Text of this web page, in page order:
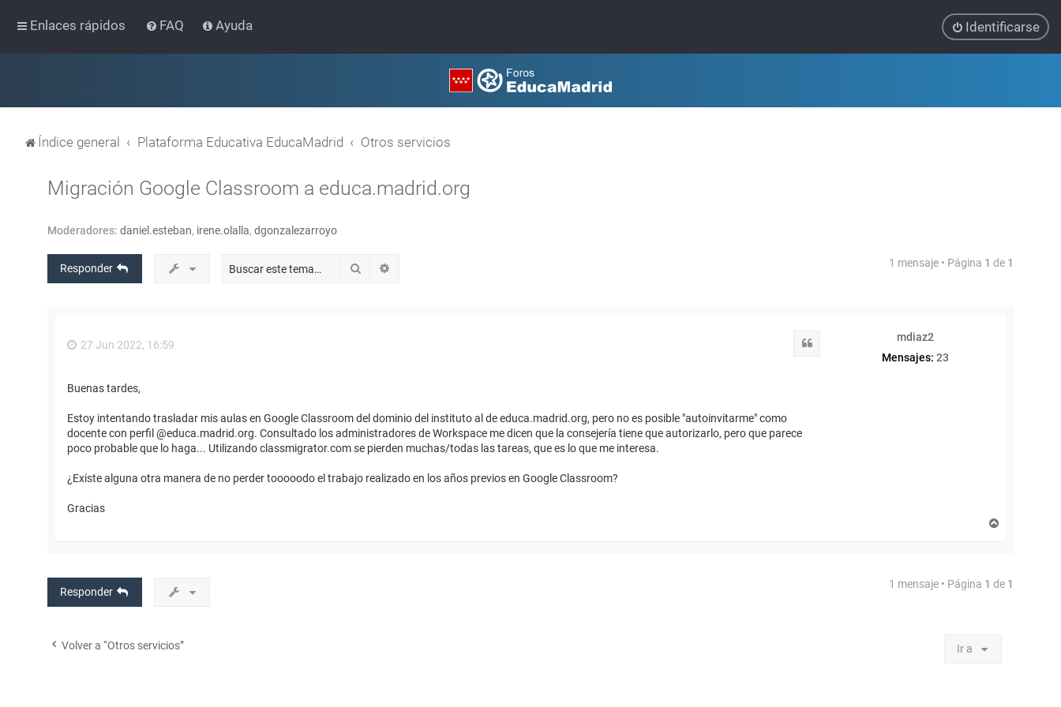
Enlaces rápidos FAQ Ayuda Identificarse
Índice general Plataforma Educativa EducaMadrid Otros servicios
Migración Google Classroom a educa.madrid.org
Moderadores: daniel.esteban, irene.olalla, dgonzalezarroyo
Responder Buscar 1 mensaje • Página 1 de 1
mdiaz2
Mensajes: 23
27 Jun 2022, 16:59
Buenas tardes,
Estoy intentando trasladar mis aulas en Google Classroom del dominio del instituto al de educa.madrid.org, pero no es posible "autoinvitarme" como
docente con perfil @educa.madrid.org. Consultado los administradores de Workspace me dicen que la consejería tiene que autorizarlo, pero que parece
poco probable que lo haga... Utilizando classmigrator.com se pierden muchas/todas las tareas, que es lo que me interesa.
¿Existe alguna otra manera de no perder tooooodo el trabajo realizado en los años previos en Google Classroom?
Gracias
a
Responder
1 mensaje • Página 1 de 1
Volver a “Otros servicios” Ir a